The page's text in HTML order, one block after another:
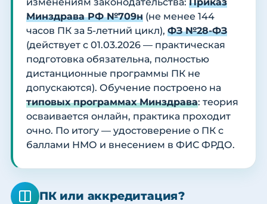
Минздрава РФ №709н (не менее 144
часов ПК за 5-летний цикл), ФЗ №28-ФЗ
(действует с 01.03.2026 — практическая
подготовка обязательна, полностью
дистанционные программы ПК не
допускаются). Обучение построено на
типовых программах Минздрава: теория
осваивается онлайн, практика проходит
очно. По итогу — удостоверение о ПК с
баллами НМО и внесением в ФИС ФРДО.
ПК или аккредитация?